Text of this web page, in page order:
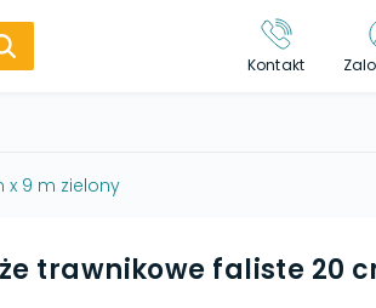
Kontakt
x 9 m zielony
trawnikowe faliste 20